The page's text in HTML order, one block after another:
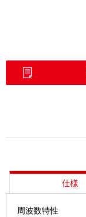
仕様
周波数特性